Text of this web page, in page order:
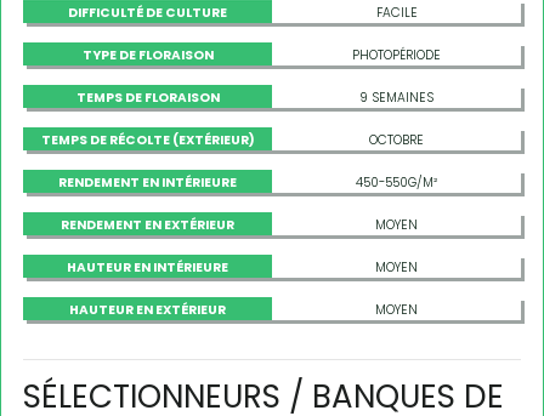
DIFFICULTÉ DE CULTURE FACILE
TYPE DE FLORAISON PHOTOPÉRIODE
TEMPS DE FLORAISON 9 SEMAINES
TEMPS DE RÉCOLTE (EXTÉRIEUR) OCTOBRE
RENDEMENT EN INTÉRIEURE 450-550G/M²
RENDEMENT EN EXTÉRIEUR MOYEN
HAUTEUR EN INTÉRIEURE MOYEN
HAUTEUR EN EXTÉRIEUR MOYEN
SÉLECTIONNEURS / BANQUES DE